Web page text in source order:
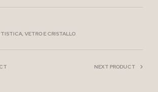
VETRO E CRISTALLO
NEXT PRODUCT